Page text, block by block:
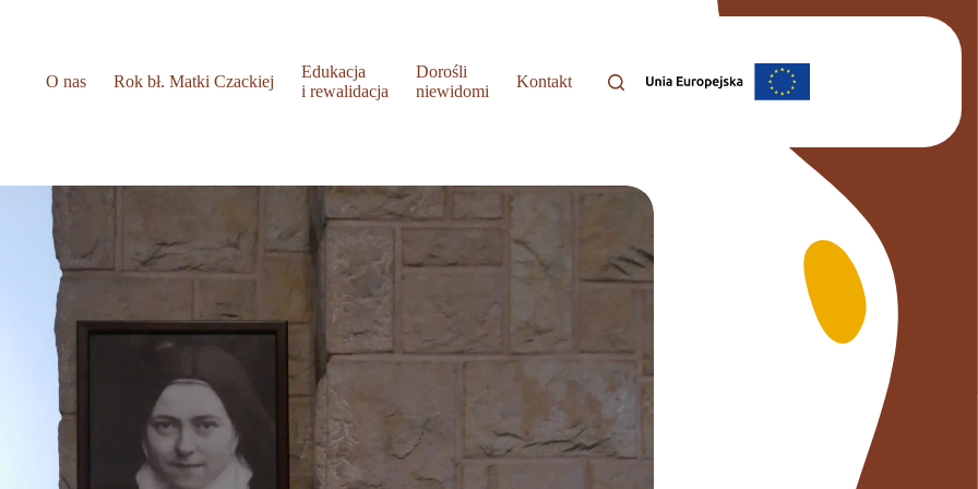
O nas Rok bł. Matki Czackiej
Edukacja
i rewalidacja
Dorośli
niewidomi
Kontakt